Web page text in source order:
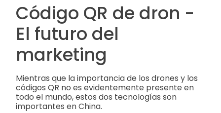
Código QR de dron -
El futuro del
marketing
Mientras que la importancia de los drones y los
códigos QR no es evidentemente presente en
todo el mundo, estos dos tecnologías son
importantes en China.